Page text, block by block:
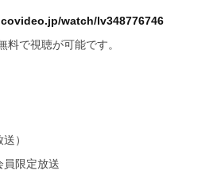
watch/lv348776746
で視聴が可能です。
）
限定放送